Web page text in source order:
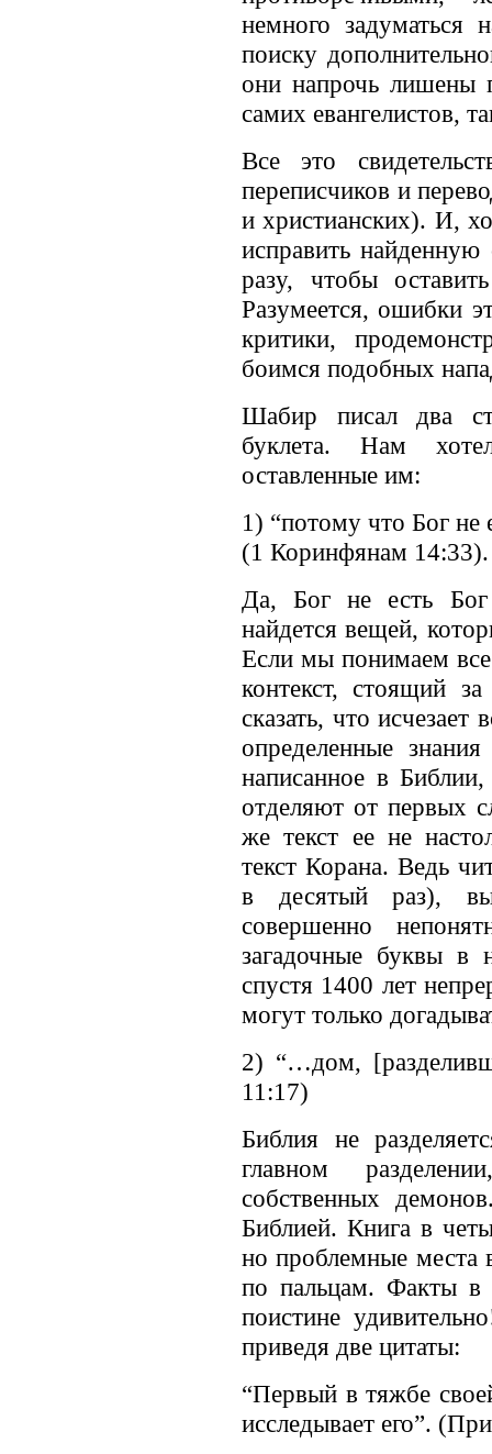
немного задуматься
поиску
они напрочь лишены
самих евангелистов,
Все это
переписчиков и
и христианских). И,
исправить
разу, чтобы
Разумеется, ошибки
критики,
боимся подобных
Шабир писал два
буклета. Нам
оставленные им:
1) “потому что Бог
(1 Коринфянам 14:33).
Да, Бог не есть
найдется вещей,
Если мы понимаем все
контекст, стоящий
сказать, что
определенные
написанное в
отделяют от первых
же текст ее не
текст Корана. Ведь
в десятый раз), вы
совершенно
загадочные буквы в
спустя 1400 лет
могут только
2) “…дом,
11:17)
Библия не
главном
собственных
Библией. Книга в
но проблемные места
по пальцам. Факты в
поистине
приведя две цитаты:
“Первый в тяжбе
исследывает его”.